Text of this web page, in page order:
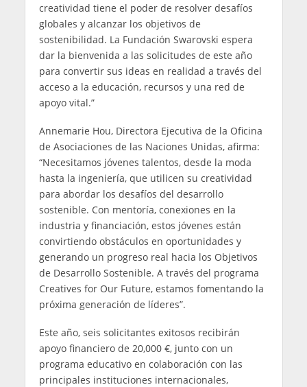
creatividad tiene el poder de resolver desafíos
globales y alcanzar los objetivos de
sostenibilidad. La Fundación Swarovski espera
dar la bienvenida a las solicitudes de este año
para convertir sus ideas en realidad a través del
acceso a la educación, recursos y una red de
apoyo vital.”
Annemarie Hou, Directora Ejecutiva de la Oficina
de Asociaciones de las Naciones Unidas, afirma:
“Necesitamos jóvenes talentos, desde la moda
hasta la ingeniería, que utilicen su creatividad
para abordar los desafíos del desarrollo
sostenible. Con mentoría, conexiones en la
industria y financiación, estos jóvenes están
convirtiendo obstáculos en oportunidades y
generando un progreso real hacia los Objetivos
de Desarrollo Sostenible. A través del programa
Creatives for Our Future, estamos fomentando la
próxima generación de líderes”.
Este año, seis solicitantes exitosos recibirán
apoyo financiero de 20,000 €, junto con un
programa educativo en colaboración con las
principales instituciones internacionales,